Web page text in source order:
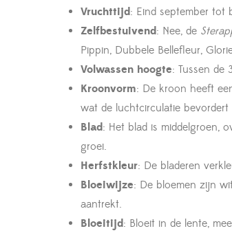
Vruchttijd: Eind september tot
Zelfbestuivend: Nee, de
Pippin, Dubbele Bellefleur,
Volwassen hoogte: Tussen de
Kroonvorm: De kroon heeft
wat de luchtcirculatie
Blad: Het blad is middelgroen,
groei.
Herfstkleur: De bladeren
Bloeiwijze: De bloemen zijn
aantrekt.
Bloeitijd: Bloeit in de lente,